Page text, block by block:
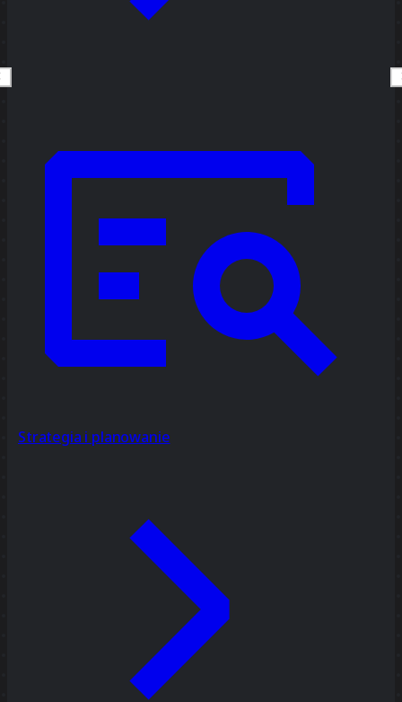
Strategia i planowanie